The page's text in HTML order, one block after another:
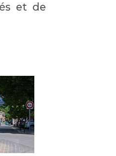
et de